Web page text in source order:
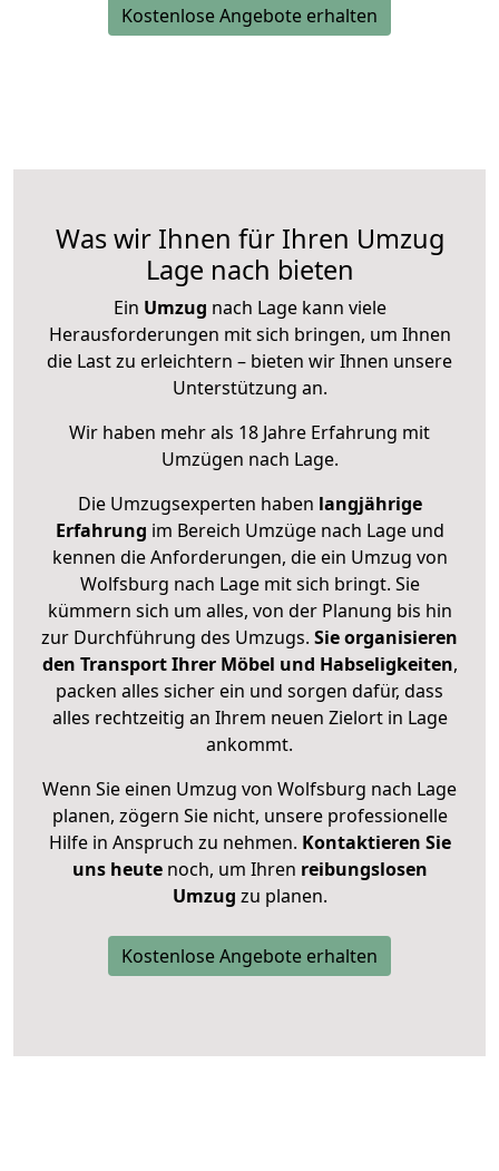
Kostenlose Angebote erhalten
Was wir Ihnen für Ihren Umzug
Lage nach bieten
Ein Umzug nach Lage kann viele
Herausforderungen mit sich bringen, um Ihnen
die Last zu erleichtern – bieten wir Ihnen unsere
Unterstützung an.
Wir haben mehr als 18 Jahre Erfahrung mit
Umzügen nach Lage.
Die Umzugsexperten haben langjährige
Erfahrung im Bereich Umzüge nach Lage und
kennen die Anforderungen, die ein Umzug von
Wolfsburg nach Lage mit sich bringt. Sie
kümmern sich um alles, von der Planung bis hin
zur Durchführung des Umzugs. Sie organisieren
den Transport Ihrer Möbel und Habseligkeiten,
packen alles sicher ein und sorgen dafür, dass
alles rechtzeitig an Ihrem neuen Zielort in Lage
ankommt.
Wenn Sie einen Umzug von Wolfsburg nach Lage
planen, zögern Sie nicht, unsere professionelle
Hilfe in Anspruch zu nehmen. Kontaktieren Sie
uns heutenoch, um Ihren reibungslosen
Umzug zu planen.
Kostenlose Angebote erhalten